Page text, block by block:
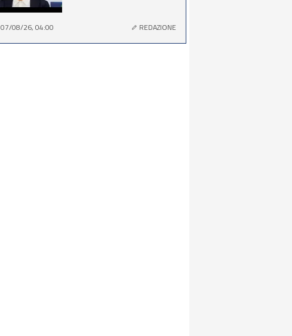
07/08/26, 04:00 REDAZIONE